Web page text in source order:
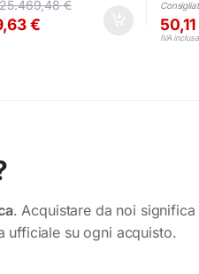
25.469,48€
€
IVA inclusa
. Acquistare da noi significa
ufficiale su ogni acquisto.